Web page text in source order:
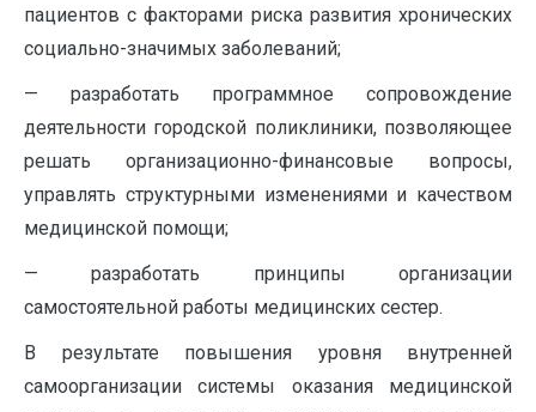
пациентов с факторами риска развития хронических
социально-значимых заболеваний;
— разработать программное сопровождение
деятельности городской поликлиники, позволяющее
решать организационно-финансовые вопросы,
управлять структурными изменениями и качеством
медицинской помощи;
— разработать принципы организации
самостоятельной работы медицинских сестер.
В результате повышения уровня внутренней
самоорганизации системы оказания медицинской